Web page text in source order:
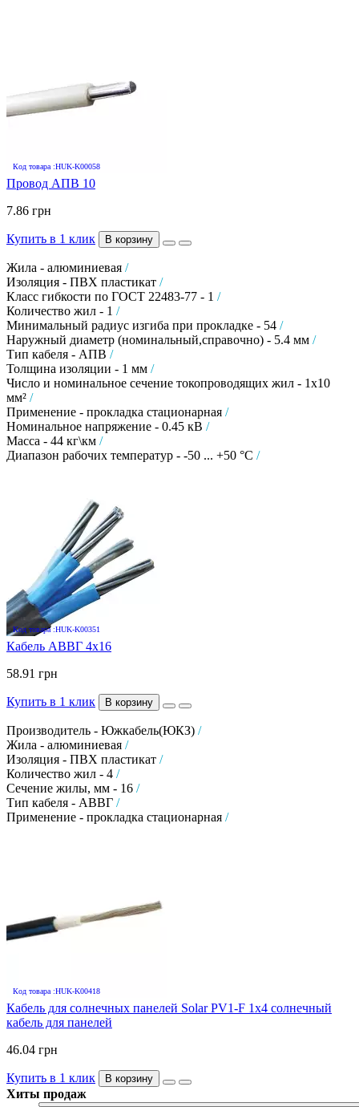
Код товара :HUK-K00058
Провод АПВ 10
7.86 грн
Купить в 1 клик В корзину
Жила - алюминиевая /
Изоляция - ПВХ пластикат /
Класс гибкости по ГОСТ 22483-77 - 1 /
Количество жил - 1 /
Минимальный радиус изгиба при прокладке - 54 /
Наружный диаметр (номинальный,справочно) - 5.4 мм /
Тип кабеля - АПВ /
Толщина изоляции - 1 мм /
Число и номинальное сечение токопроводящих жил - 1х10
мм² /
Применение - прокладка стационарная /
Номинальное напряжение - 0.45 кВ /
Масса - 44 кг\км /
Диапазон рабочих температур - -50 ... +50 °C /
Код товара :HUK-K00351
Кабель АВВГ 4х16
58.91 грн
Купить в 1 клик В корзину
Производитель - Южкабель(ЮКЗ) /
Жила - алюминиевая /
Изоляция - ПВХ пластикат /
Количество жил - 4 /
Сечение жилы, мм - 16 /
Тип кабеля - АВВГ /
Применение - прокладка стационарная /
Код товара :HUK-K00418
Кабель для солнечных панелей Solar PV1-F 1х4 солнечный
кабель для панелей
46.04 грн
Купить в 1 клик В корзину
Хиты продаж